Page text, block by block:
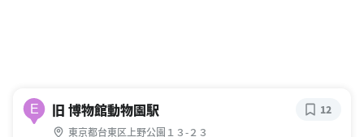
E 旧 博物館動物園駅
東京都台東区上野公園１３-２３
12